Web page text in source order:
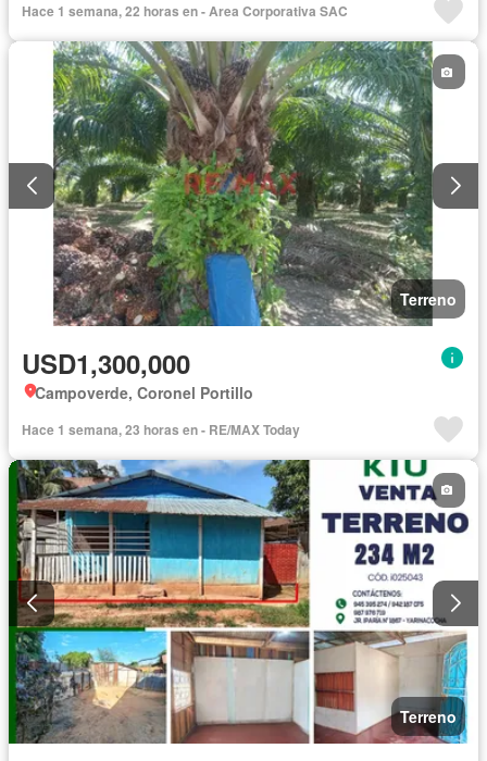
Hace 1 semana, 22 horas en - Area Corporativa SAC
Terreno
USD1,300,000
Campoverde, Coronel Portillo
Hace 1 semana, 23 horas en - RE/MAX Today
Terreno